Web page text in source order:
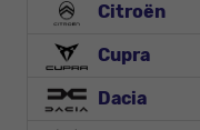
Citroën
Cupra
Dacia